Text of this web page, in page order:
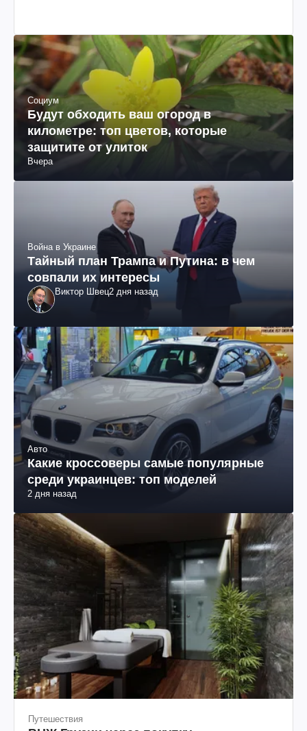
Социум
Будут обходить ваш огород в
километре: топ цветов, которые
защитите от улиток
Вчера
Война в Украине
Тайный план Трампа и Путина: в чем
совпали их интересы
Виктор Швец2 дня назад
Авто
Какие кроссоверы самые популярные
среди украинцев: топ моделей
2 дня назад
Путешествия